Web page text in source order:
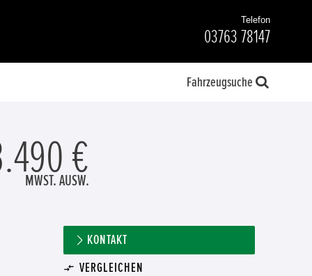
Telefon
03763 78147
Fahrzeugsuche
€
MWST. AUSW.
KONTAKT
VERGLEICHEN